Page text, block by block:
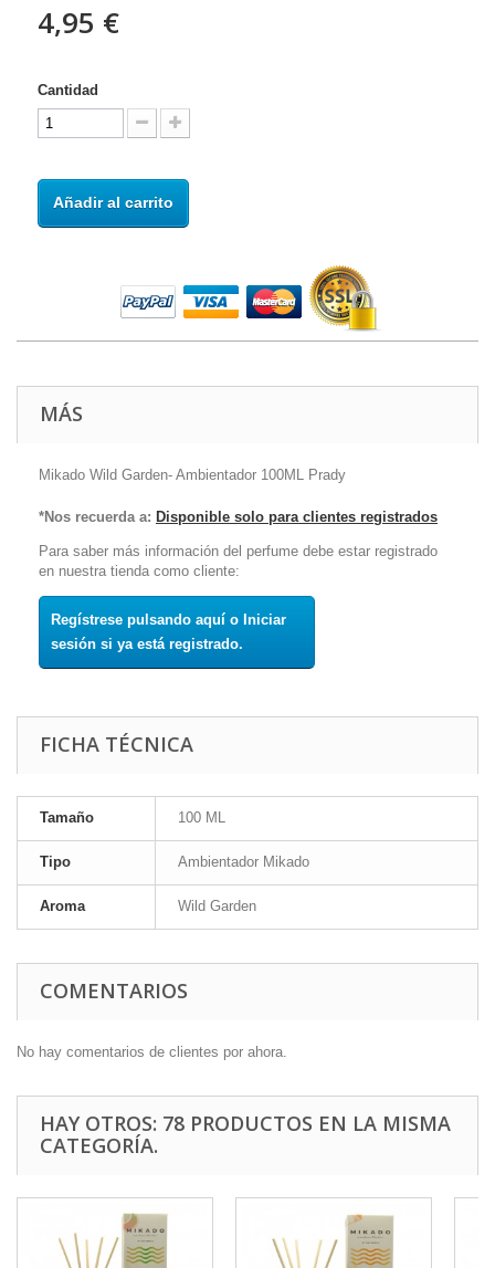
4,95 €
Cantidad
Añadir al carrito
MÁS
Mikado Wild Garden- Ambientador 100ML Prady
*Nos recuerda a: Disponible solo para clientes registrados
Para saber más información del perfume debe estar registrado
en nuestra tienda como cliente:
Regístrese pulsando aquí o Iniciar
sesión si ya está registrado.
FICHA TÉCNICA
Tamaño 100 ML
Tipo Ambientador Mikado
Aroma Wild Garden
COMENTARIOS
No hay comentarios de clientes por ahora.
HAY OTROS: 78 PRODUCTOS EN LA MISMA
CATEGORÍA.